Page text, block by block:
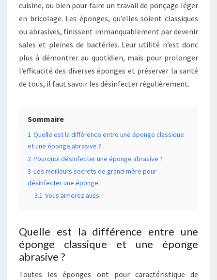
cuisine, ou bien pour faire un travail de ponçage léger
en bricolage. Les éponges, qu’elles soient classiques
ou abrasives, finissent immanquablement par devenir
sales et pleines de bactéries. Leur utilité n’est donc
plus à démontrer au quotidien, mais pour prolonger
l’efficacité des diverses éponges et préserver la santé
de tous, il faut savoir les désinfecter régulièrement.
Sommaire
1 Quelle est la différence entre une éponge classique
et une éponge abrasive ?
2 Pourquoi désinfecter une éponge abrasive ?
3 Les meilleurs secrets de grand-mère pour
désinfecter une éponge
3.1 Vous aimerez aussi :
Quelle est la différence entre une
éponge classique et une éponge
abrasive ?
Toutes les éponges ont pour caractéristique de